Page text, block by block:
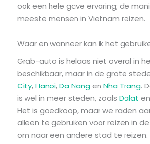
ook een hele gave ervaring; de
meeste mensen in Vietnam reizen.
Waar en wanneer kan ik het
Grab-auto is helaas niet overal in
beschikbaar, maar in de grote
City,Hanoi,Da Nang en Nha Trang.
is wel in meer steden, zoals Dalat en
Het is goedkoop, maar we raden
alleen te gebruiken voor reizen in
om naar een andere stad te reizen.